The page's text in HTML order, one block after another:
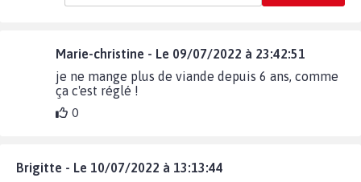
Marie-christine - Le 09/07/2022 à 23:42:51
je ne mange plus de viande depuis 6 ans, comme
ça c'est réglé !
0
Brigitte - Le 10/07/2022 à 13:13:44